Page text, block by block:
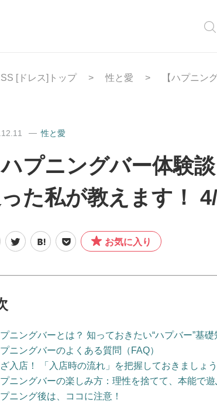
[ドレス]トップ 性と愛 【ハプニン
性と愛
ハプニングバー体験
た私が教えます！
お気に入り
ニングバーとは？ 知っておきたい“ハプバー”基礎
ニングバーのよくある質問（FAQ）
入店！ 「入店時の流れ」を把握しておきましょう
ニングバーの楽しみ方：理性を捨てて、本能で遊
ニング後は、ココに注意！